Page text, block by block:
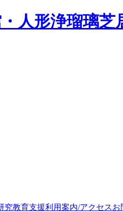
人形浄瑠璃芝
究教育支援利用案内/アクセスお